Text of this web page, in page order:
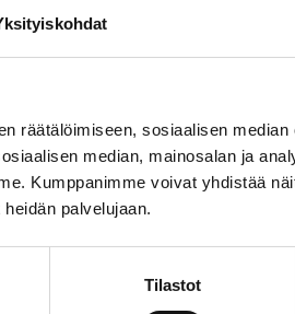
räätälöimiseen, sosiaalisen
median, mainosalan ja
Kumppanimme voivat yhdistää
palvelujaan.
Tilastot